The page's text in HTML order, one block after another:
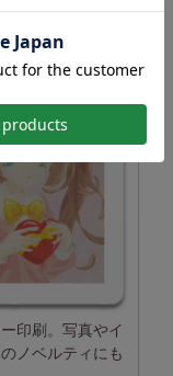
印刷。写真やイ
ノベルティにも